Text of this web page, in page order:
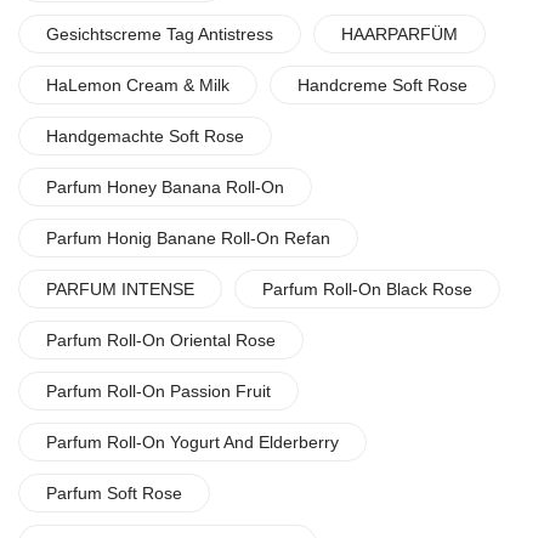
Gesichtscreme Tag Antistress HAARPARFÜM
HaLemon Cream & Milk Handcreme Soft Rose
Handgemachte Soft Rose
Parfum Honey Banana Roll-On
Parfum Honig Banane Roll-On Refan
PARFUM INTENSE Parfum Roll-On Black Rose
Parfum Roll-On Oriental Rose
Parfum Roll-On Passion Fruit
Parfum Roll-On Yogurt And Elderberry
Parfum Soft Rose